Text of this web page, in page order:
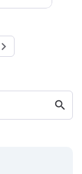
chevron_right
search